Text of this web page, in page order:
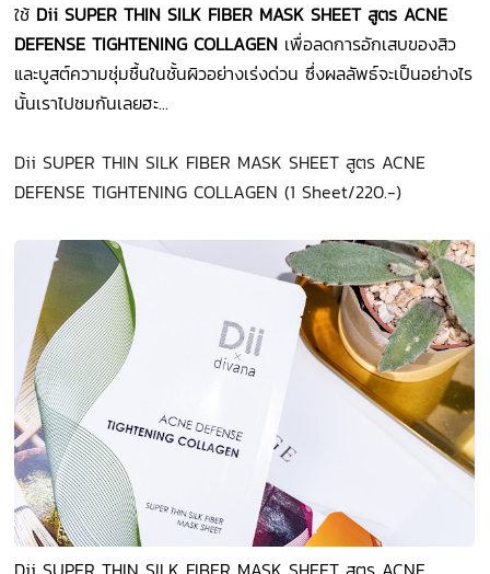
ใช้ Dii SUPER THIN SILK FIBER MASK SHEET สูตร ACNE
DEFENSE TIGHTENING COLLAGEN เพื่อลดการอักเสบของสิว
และบูสต์ความชุ่มชื้นในชั้นผิวอย่างเร่งด่วน ซึ่งผลลัพธ์จะเป็นอย่างไร
นั้นเราไปชมกันเลยฮะ...
Dii SUPER THIN SILK FIBER MASK SHEET สูตร ACNE
DEFENSE TIGHTENING COLLAGEN (1 Sheet/220.-)